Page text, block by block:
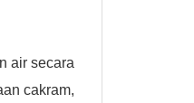
air secara
cakram,